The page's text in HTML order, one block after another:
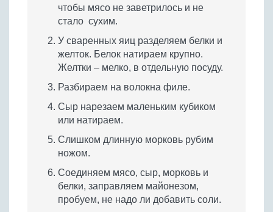
чтобы мясо не заветрилось и не
стало сухим.
У сваренных яиц разделяем белки и
желток. Белок натираем крупно.
Желтки – мелко, в отдельную посуду.
Разбираем на волокна филе.
Сыр нарезаем маленьким кубиком
или натираем.
Слишком длинную морковь рубим
ножом.
Соединяем мясо, сыр, морковь и
белки, заправляем майонезом,
пробуем, не надо ли добавить соли.